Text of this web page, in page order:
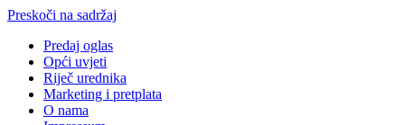
Preskoči na sadržaj
Predaj oglas
Opći uvjeti
Riječ urednika
Marketing i pretplata
O nama